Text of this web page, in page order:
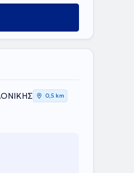
0,5 km